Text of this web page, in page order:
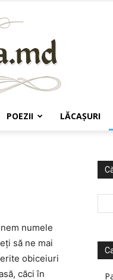
POEZII LĂCAŞURI
numele
să ne mai
obiceiuri
căci în